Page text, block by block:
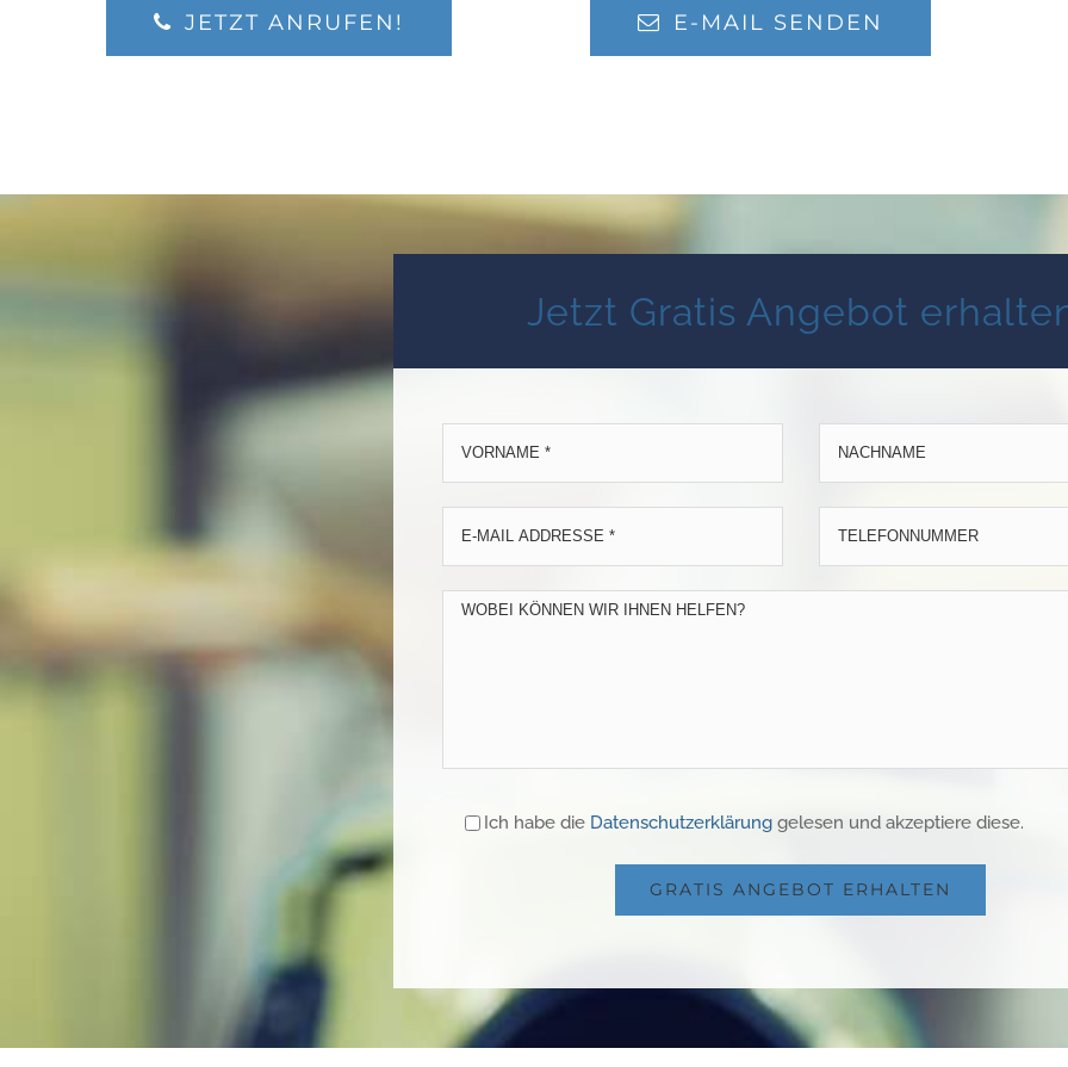
JETZT ANRUFEN! E-MAIL SENDEN
Jetzt Gratis Angebot
Ich habe die Datenschutzerklärung gelesen und akzeptiere diese.